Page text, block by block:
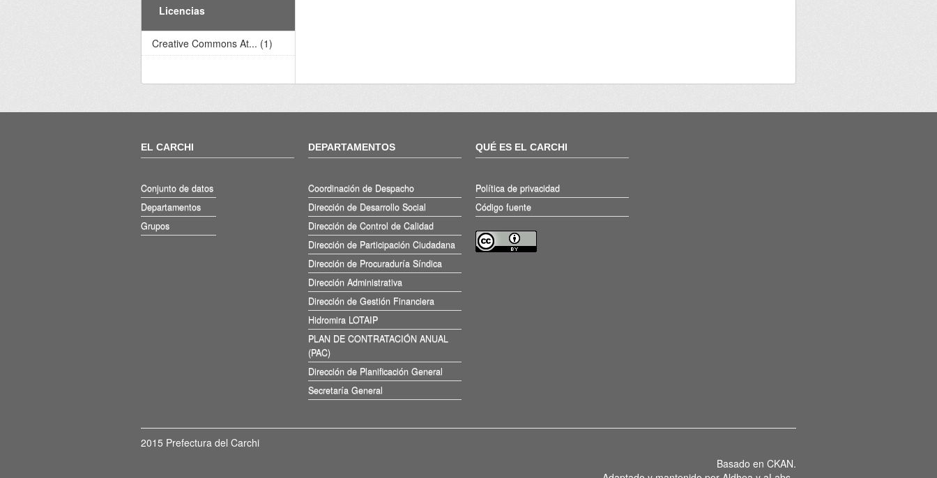
Licencias
Creative Commons At... (1)
EL CARCHI
Conjunto de datos
Departamentos
Grupos
DEPARTAMENTOS
Coordinación de Despacho
Dirección de Desarrollo Social
Dirección de Control de Calidad
Dirección de Participación Ciudadana
Dirección de Procuraduría Síndica
Dirección Administrativa
Dirección de Gestión Financiera
Hidromira LOTAIP
PLAN DE CONTRATACIÓN ANUAL
(PAC)
Dirección de Planificación General
Secretaría General
QUÉ ES EL CARCHI
Política de privacidad
Código fuente
2015 Prefectura del Carchi
Basado en CKAN.